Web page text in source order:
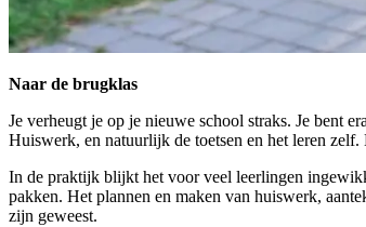
Naar de brugklas
Je verheugt je op je nieuwe school straks. Je bent
Huiswerk, en natuurlijk de toetsen en het leren
In de praktijk blijkt het voor veel leerlingen
pakken. Het plannen en maken van huiswerk,
zijn geweest.